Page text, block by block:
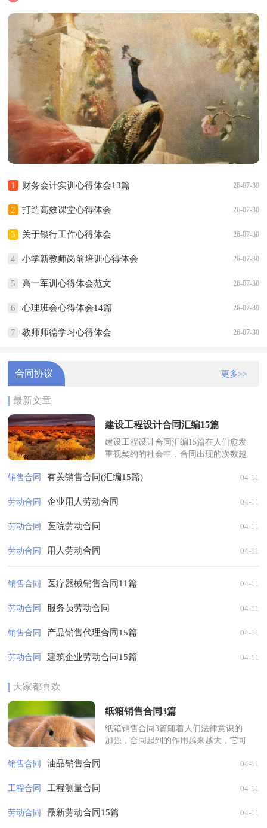
1 26-07-30
财务会计实训心得体会13篇
2 26-07-30
打造高效课堂心得体会
3 26-07-30
关于银行工作心得体会
4 26-07-30
小学新教师岗前培训心得体会
5 26-07-30
高一军训心得体会范文
6 26-07-30
心理班会心得体会14篇
7 26-07-30
教师师德学习心得体会
合同协议 更多>>
最新文章
建设工程设计合同汇编15篇
建设工程设计合同汇编15篇在人们愈发
重视契约的社会中，合同出现的次数越
约束。你知道合同的主要内容是什么...
销售合同 有关销售合同(汇编15篇) 04-11
劳动合同 企业用人劳动合同 04-11
劳动合同 医院劳动合同 04-11
劳动合同 用人劳动合同 04-11
销售合同 医疗器械销售合同11篇 04-11
劳动合同 服务员劳动合同 04-11
销售合同 产品销售代理合同15篇 04-11
劳动合同 建筑企业劳动合同15篇 04-11
大家都喜欢
纸箱销售合同3篇
纸箱销售合同3篇随着人们法律意识的
加强，合同起到的作用越来越大，它可
销售合同 油品销售合同 04-11
工程合同 工程测量合同 04-11
劳动合同 最新劳动合同15篇 04-11